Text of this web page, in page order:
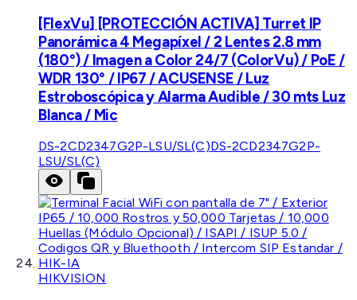
[FlexVu] [PROTECCIÓN ACTIVA] Turret IP
Panorámica 4 Megapíxel / 2 Lentes 2.8 mm
(180°) / Imagen a Color 24/7 (ColorVu) / PoE /
WDR 130° / IP67 / ACUSENSE / Luz
Estroboscópica y Alarma Audible / 30 mts Luz
Blanca / Mic
DS-2CD2347G2P-LSU/SL(C)DS-2CD2347G2P-
LSU/SL(C)
HIKVISION